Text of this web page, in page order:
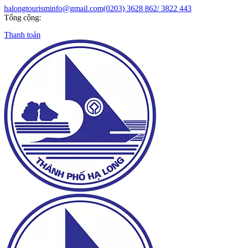
halongtourisminfo@gmail.com(0203) 3628 862/ 3822 443
Tổng cộng:
Thanh toán